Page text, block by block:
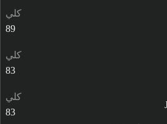
كلي
89
كلي
83
كلي
83